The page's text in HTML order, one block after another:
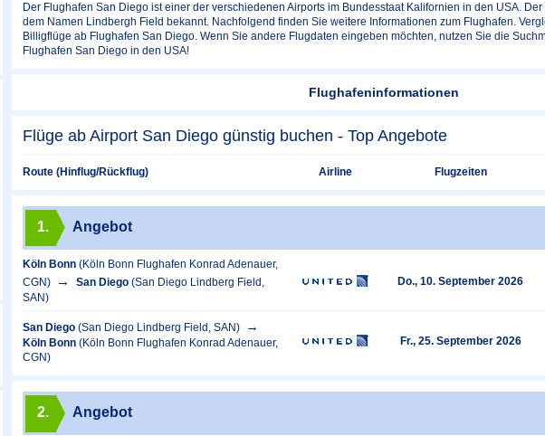
Der Flughafen San Diego ist einer der verschiedenen Airports im Bundesstaat Kalifornien in den USA.
dem Namen Lindbergh Field bekannt. Nachfolgend finden Sie weitere Informationen zum Flughafen.
Billigflüge ab Flughafen San Diego. Wenn Sie andere Flugdaten eingeben möchten, nutzen Sie die
Flughafen San Diego in den USA!
Flughafeninformationen
Flüge ab Airport San Diego günstig buchen - Top Angebote
Route (Hinflug/Rückflug) Airline Flugzeiten
1. Angebot
Köln Bonn (Köln Bonn Flughafen Konrad Adenauer,
CGN)
San Diego (San Diego Lindberg Field,
SAN)
Do., 10. September 2026
San Diego (San Diego Lindberg Field, SAN)
Köln Bonn (Köln Bonn Flughafen Konrad Adenauer,
CGN)
Fr., 25. September 2026
2. Angebot